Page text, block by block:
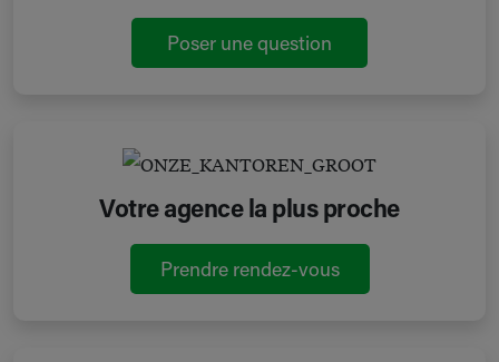
Poser une question
Votre agence la plus proche
Prendre rendez-vous